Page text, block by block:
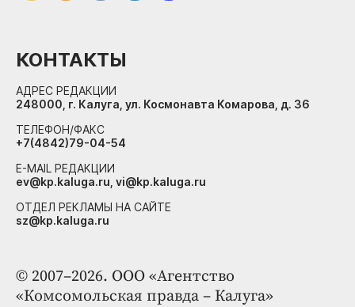
© 2007–2026. ООО «Агентство
«Комсомольская правда – Калуга»
КОНТАКТЫ
АДРЕС РЕДАКЦИИ
248000, г. Калуга, ул. Космонавта Комарова, д. 36
ТЕЛЕФОН/ФАКС
+7(4842)79-04-54
E-MAIL РЕДАКЦИИ
ev@kp.kaluga.ru, vi@kp.kaluga.ru
ОТДЕЛ РЕКЛАМЫ НА САЙТЕ
sz@kp.kaluga.ru